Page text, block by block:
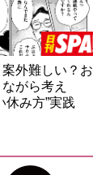
外難しい？お
がら考え
休み方”実践